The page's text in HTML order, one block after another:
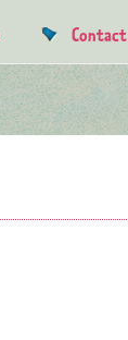
Contact